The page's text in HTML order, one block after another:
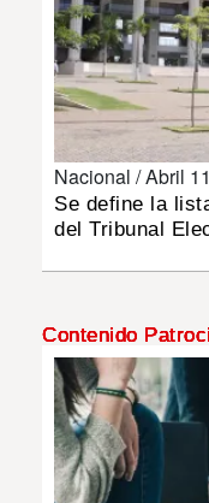
POLÍTICA
SHOW
DEPORTES
MULTIMEDIA
IMPRESO
Nacional /Abril
Se define la
del Tribunal
Contenido